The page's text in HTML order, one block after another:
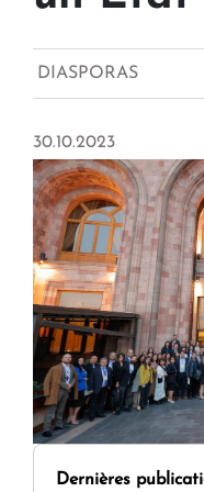
DIASPORAS
30.10.2023
Dernières